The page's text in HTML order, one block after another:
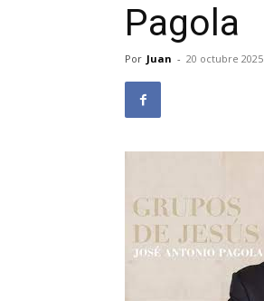
Pagola
Por Juan - 20 octubre 2025